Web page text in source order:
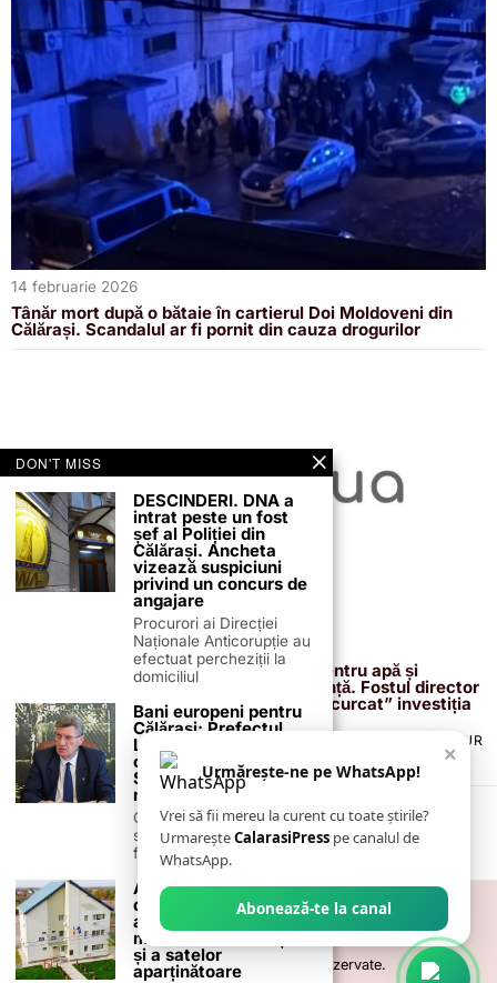
14 februarie 2026
Tânăr mort după o bătaie în cartierul Doi Moldoveni din
Călărași. Scandalul ar fi pornit din cauza drogurilor
13 februarie 2026
Proiectul de 400 de milioane de euro pentru apă și
canalizare, confirmat definitiv de instanță. Fostul director
reacționează după acuzațiile că ar fi „încurcat” investiția
TERMENI ȘI CONDIȚII
POLITICA DE ANULARE & RETUR
PUBLICITATE ONLINE & TIPĂRITĂ
CONTACT
ZIARUL ANUNȚUL CĂLĂRĂȘEAN
© 2026 - Toate drepturile sunt rezervate.
×
Urmărește-ne pe WhatsApp!
Vrei să fii mereu la curent cu toate știrile?
UrmareșteCalarasiPress pe canalul de
WhatsApp.
Abonează-te la canal
DON'T MISS
DESCINDERI. DNA a
intrat peste un fost
șef al Poliției din
Călărași. Ancheta
vizează suspiciuni
privind un concurs de
angajare
Procurori ai Direcției
Naționale Anticorupție au
efectuat percheziții la
domiciliul
Bani europeni pentru
Călărași: Prefectul
Laurențiu State anunță
colaborarea cu ADR
Sud-Muntenia pentru
noi finanțări
Călărașul se pregătește
să intre pe harta
finanțărilor europene, cu
Administrația locală
din Fundulea
accelerează
modernizarea orașului
și a satelor
aparținătoare